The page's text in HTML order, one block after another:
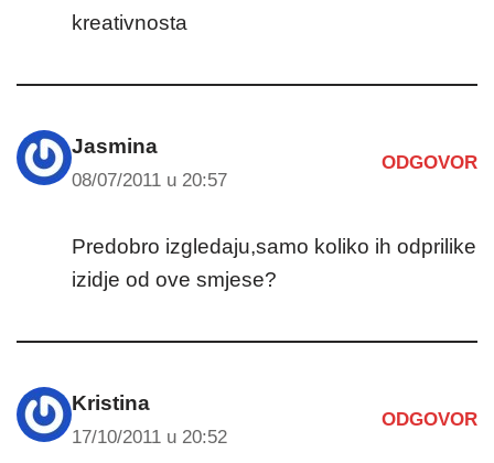
kreativnosta
Jasmina
08/07/2011 u 20:57
ODGOVOR
Predobro izgledaju,samo koliko ih odprilike
izidje od ove smjese?
Kristina
17/10/2011 u 20:52
ODGOVOR